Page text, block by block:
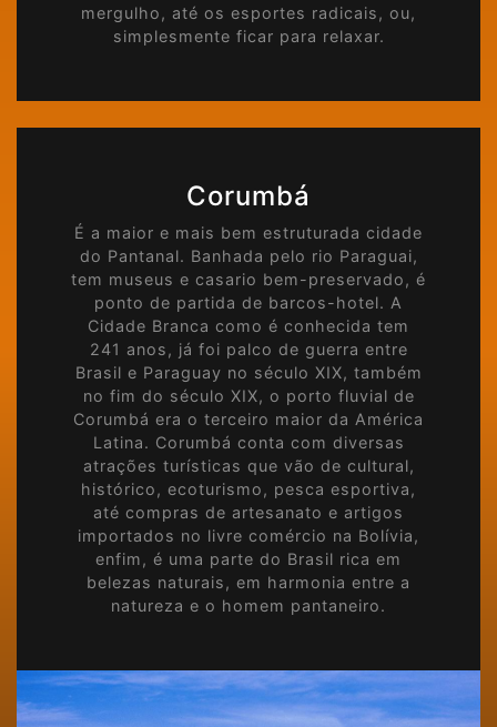
mergulho, até os esportes radicais, ou,
simplesmente ficar para relaxar.
Corumbá
É a maior e mais bem estruturada cidade
do Pantanal. Banhada pelo rio Paraguai,
tem museus e casario bem-preservado, é
ponto de partida de barcos-hotel. A
Cidade Branca como é conhecida tem
241 anos, já foi palco de guerra entre
Brasil e Paraguay no século XIX, também
no fim do século XIX, o porto fluvial de
Corumbá era o terceiro maior da América
Latina. Corumbá conta com diversas
atrações turísticas que vão de cultural,
histórico, ecoturismo, pesca esportiva,
até compras de artesanato e artigos
importados no livre comércio na Bolívia,
enfim, é uma parte do Brasil rica em
belezas naturais, em harmonia entre a
natureza e o homem pantaneiro.